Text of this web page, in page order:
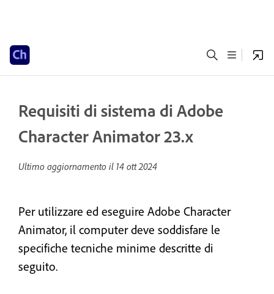
Requisiti di sistema di Adobe
Character Animator 23.x
Ultimo aggiornamento il 14 ott 2024
Per utilizzare ed eseguire Adobe Character
Animator, il computer deve soddisfare le
specifiche tecniche minime descritte di
seguito.